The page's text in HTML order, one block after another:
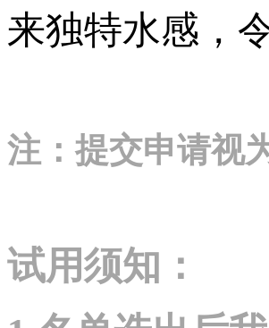
来独特水感，
注：提交申请视
试用须知：